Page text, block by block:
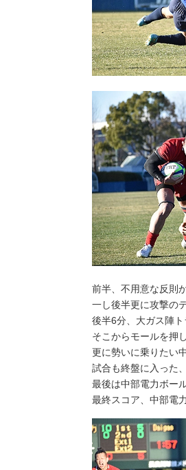
前半、不用意な反則
一し後半更に攻撃の
後半6分、大ガス陣
そこからモールを押
更に勢いに乗りたい
試合も終盤に入った
最後は中部電力ボー
最終スコア、中部電